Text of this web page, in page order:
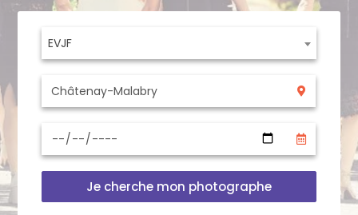
EVJF
Je cherche mon photographe